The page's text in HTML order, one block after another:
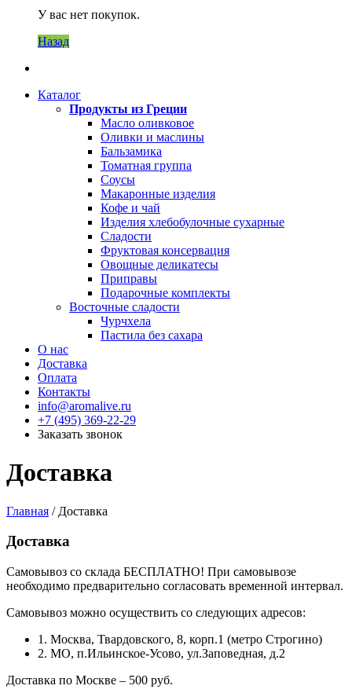
У вас нет покупок.
Назад
Каталог
Продукты из Греции
Масло оливковое
Оливки и маслины
Бальзамика
Томатная группа
Соусы
Макаронные изделия
Кофе и чай
Изделия хлебобулочные сухарные
Сладости
Фруктовая консервация
Овощные деликатесы
Приправы
Подарочные комплекты
Восточные сладости
Чурчхела
Пастила без сахара
О нас
Доставка
Оплата
Контакты
info@aromalive.ru
+7 (495) 369-22-29
Заказать звонок
Доставка
Главная / Доставка
Доставка
Самовывоз со склада БЕСПЛАТНО! При самовывозе
необходимо предварительно согласовать временной интервал.
Самовывоз можно осуществить со следующих адресов:
1. Москва, Твардовского, 8, корп.1 (метро Строгино)
2. МО, п.Ильинское-Усово, ул.Заповедная, д.2
Доставка по Москве – 500 руб.